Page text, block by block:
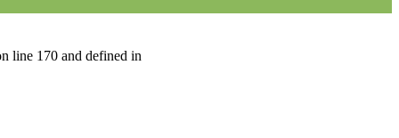
line 170 and defined in